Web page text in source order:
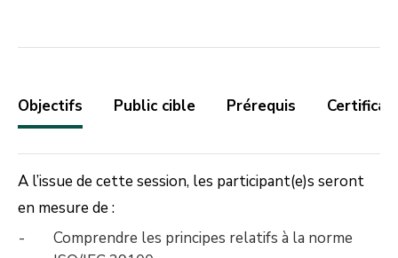
Objectifs Public cible Prérequis
A l’issue de cette session, les participant(e)s seront
en mesure de :
Comprendre les principes relatifs à la norme